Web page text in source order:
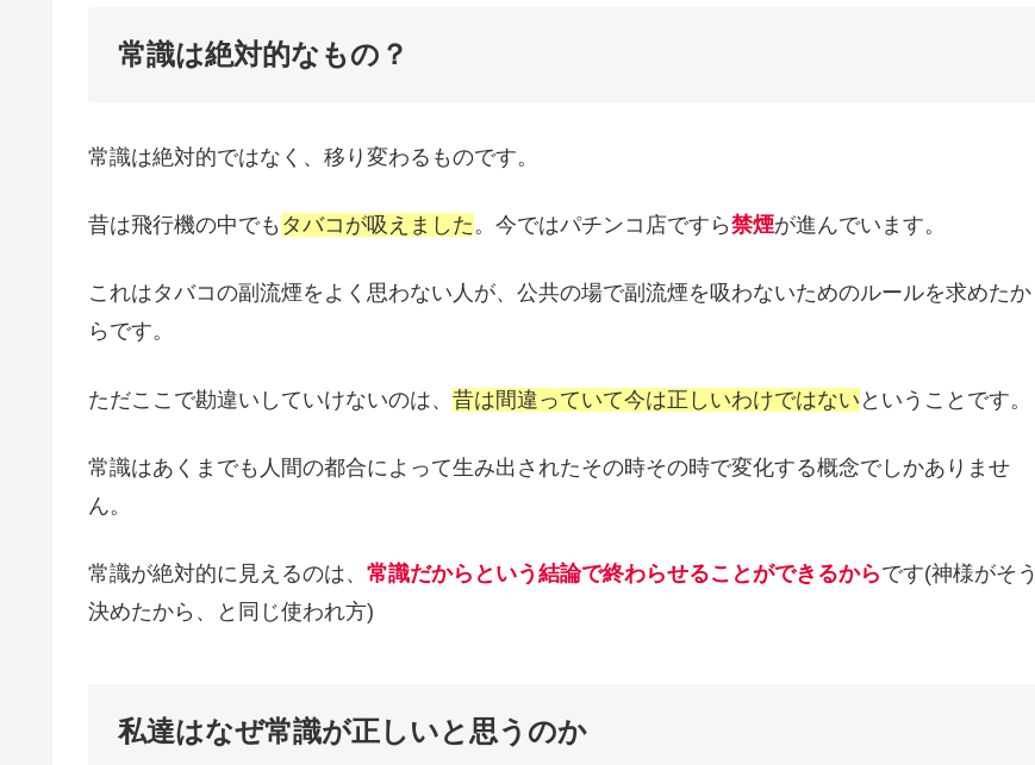
常識は絶対的なもの？
常識は絶対的ではなく、移り変わるものです。
昔は飛行機の中でも タバコが吸えました。今ではパチンコ店ですら禁煙が進んでいます。
これはタバコの副流煙をよく思わない人が、公共の場で副流煙を吸わないためのルールを求めたか
らです。
ただここで勘違いしていけないのは、 昔は間違っていて今は正しいわけではない ということです。
常識はあくまでも人間の都合によって生み出されたその時その時で変化する概念でしかありませ
ん。
常識が絶対的に見えるのは、 常識だからという結論で終わらせることができるからです(神様がそう
決めたから、と同じ使われ方)
私達はなぜ常識が正しいと思うのか